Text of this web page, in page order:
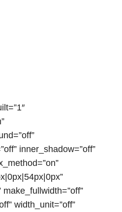
inner_shadow=”off”
make_fullwidth=”off”
width_unit=”off”